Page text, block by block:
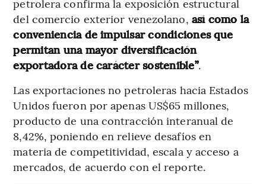
petrolera confirma la exposición estructural
del comercio exterior venezolano, así como la
conveniencia de impulsar condiciones que
permitan una mayor diversificación
exportadora de carácter sostenible”.
Las exportaciones no petroleras hacia Estados
Unidos fueron por apenas US$65 millones,
producto de una contracción interanual de
8,42%, poniendo en relieve desafíos en
materia de competitividad, escala y acceso a
mercados, de acuerdo con el reporte.